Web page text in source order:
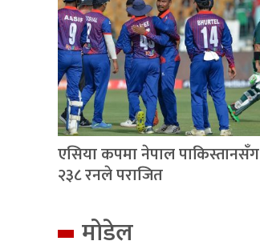
एसिया कपमा नेपाल पाकिस्तानसँग
२३८ रनले पराजित
मोडेल